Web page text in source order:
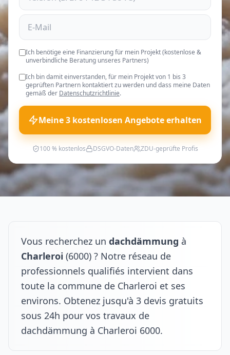
Ich benötige eine Finanzierung für mein Projekt (kostenlose &
unverbindliche Beratung unseres Partners)
Ich bin damit einverstanden, für mein Projekt von 1 bis 3
geprüften Partnern kontaktiert zu werden und dass meine Daten
gemäß der Datenschutzrichtlinie.
Meine 3 kostenlosen Angebote erhalten
100 % kostenlos DSGVO-Daten ZDU-geprüfte Profis
Vous recherchez un dachdämmung à
Charleroi (6000) ? Notre réseau de
professionnels qualifiés intervient dans
toute la commune de Charleroi et ses
environs. Obtenez jusqu'à 3 devis gratuits
sous 24h pour vos travaux de
dachdämmung à Charleroi 6000.